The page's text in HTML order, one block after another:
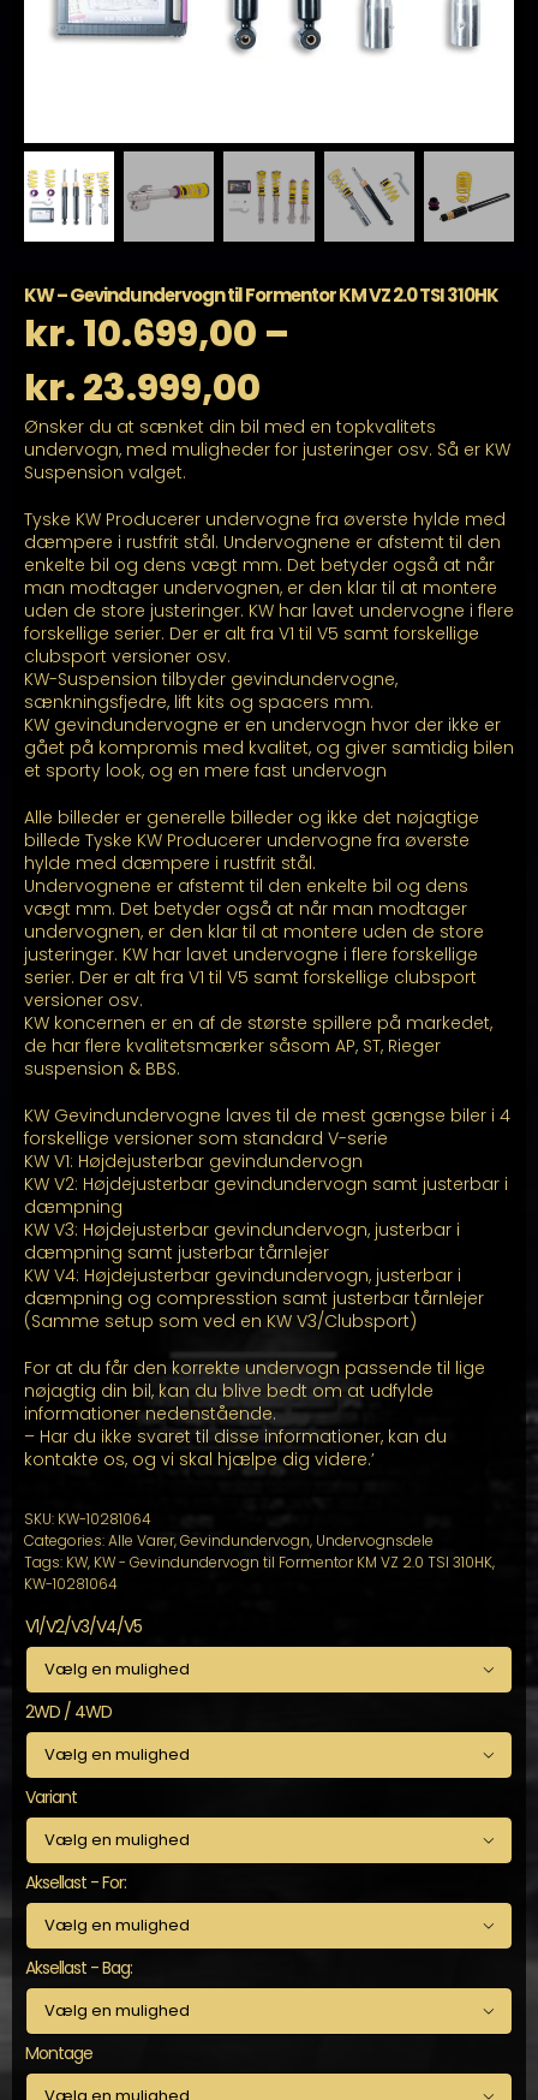
KW – Gevindundervogn til Formentor KM VZ 2.0 TSI 310HK
kr.10.699,00 –
kr.23.999,00
kr. 10.699,00
kr. 23.999,00
Ønsker du at sænket din bil med en topkvalitets
undervogn, med muligheder for justeringer osv. Så er KW
Suspension valget.
Tyske KW Producerer undervogne fra øverste hylde med
dæmpere i rustfrit stål. Undervognene er afstemt til den
enkelte bil og dens vægt mm. Det betyder også at når
man modtager undervognen, er den klar til at montere
uden de store justeringer. KW har lavet undervogne i flere
forskellige serier. Der er alt fra V1 til V5 samt forskellige
clubsport versioner osv.
KW-Suspension tilbyder gevindundervogne,
sænkningsfjedre, lift kits og spacers mm.
KW gevindundervogne er en undervogn hvor der ikke er
gået på kompromis med kvalitet, og giver samtidig bilen
et sporty look, og en mere fast undervogn
Alle billeder er generelle billeder og ikke det nøjagtige
billede Tyske KW Producerer undervogne fra øverste
hylde med dæmpere i rustfrit stål.
Undervognene er afstemt til den enkelte bil og dens
vægt mm. Det betyder også at når man modtager
undervognen, er den klar til at montere uden de store
justeringer. KW har lavet undervogne i flere forskellige
serier. Der er alt fra V1 til V5 samt forskellige clubsport
versioner osv.
KW koncernen er en af de største spillere på markedet,
de har flere kvalitetsmærker såsom AP, ST, Rieger
suspension & BBS.
KW Gevindundervogne laves til de mest gængse biler i 4
forskellige versioner som standard V-serie
KW V1: Højdejusterbar gevindundervogn
KW V2: Højdejusterbar gevindundervogn samt justerbar i
dæmpning
KW V3: Højdejusterbar gevindundervogn, justerbar i
dæmpning samt justerbar tårnlejer
KW V4: Højdejusterbar gevindundervogn, justerbar i
dæmpning og compresstion samt justerbar tårnlejer
(Samme setup som ved en KW V3/Clubsport)
For at du får den korrekte undervogn passende til lige
nøjagtig din bil, kan du blive bedt om at udfylde
informationer nedenstående.
– Har du ikke svaret til disse informationer, kan du
kontakte os, og vi skal hjælpe dig videre.’
SKU: KW-10281064
Categories:Alle Varer,Gevindundervogn, Undervognsdele
Tags: KW, KW - Gevindundervogn til Formentor KM VZ 2.0 TSI 310HK,
KW-10281064
V1/V2/V3/V4/V5

2WD / 4WD

Variant

Aksellast - For:

Aksellast - Bag:

Montage
